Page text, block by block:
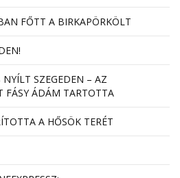
FŐTT A BIRKAPÖRKÖLT
SZEGEDEN – AZ
FÁSY ÁDÁM TARTOTTA
A HŐSÖK TERÉT